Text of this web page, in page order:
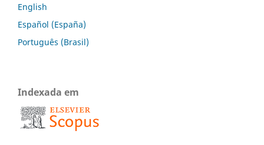
English
Español (España)
Português (Brasil)
Indexada em